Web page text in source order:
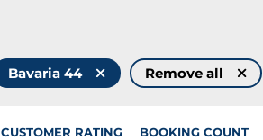
Bavaria 44 Remove all
CUSTOMER RATING BOOKING COUNT